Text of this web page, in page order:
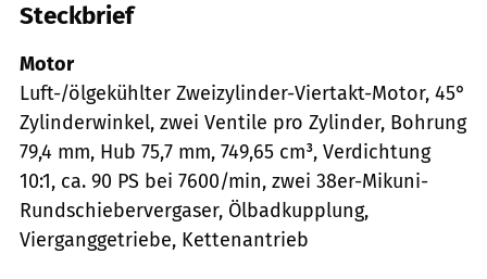
Steckbrief
Motor
Luft-/ölgekühlter Zweizylinder-Viertakt-Motor, 45°
Zylinderwinkel, zwei Ventile pro Zylinder, Bohrung
79,4 mm, Hub 75,7 mm, 749,65 cm³, Verdichtung
10:1, ca. 90 PS bei 7600/min, zwei 38er-Mikuni-
Rundschiebervergaser, Ölbadkupplung,
Vierganggetriebe, Kettenantrieb